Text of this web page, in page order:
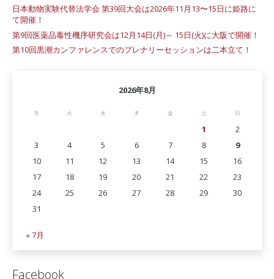
日本動物実験代替法学会 第39回大会は2026年11月13〜15日に姫路に
て開催！
第9回医薬品毒性機序研究会は12月14日(月)～ 15日(火)に大阪で開催！
第10回黒潮カンファレンスでのプレナリーセッションは二本立て！
2026年8月
月 火 水 木 金 土 日
1
2
3
4 5 6 7 8
9
10
11 12 13 14 15
16
17
18 19 20 21 22
23
24
25 26 27 28 29
30
31
« 7月
Facebook